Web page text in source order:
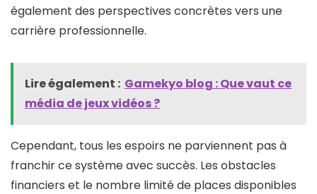
également des perspectives concrètes vers une
carrière professionnelle.
Lire également : Gamekyo blog : Que vaut ce
média de jeux vidéos ?
Cependant, tous les espoirs ne parviennent pas à
franchir ce système avec succès. Les obstacles
financiers et le nombre limité de places disponibles